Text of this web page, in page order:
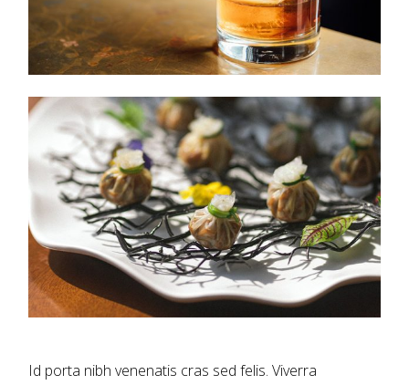
Id porta nibh venenatis cras sed felis. Viverra